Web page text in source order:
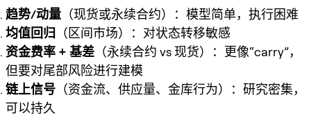
趋势/动量 （现货或永续合约）：模型简单，执行困难
均值回归 （区间市场）：对状态转移敏感
资金费率 + 基差 （永续合约 vs 现货）：更像“carry”，
但要对尾部风险进行建模
链上信号 （资金流、供应量、金库行为）：研究密集，
可以持久